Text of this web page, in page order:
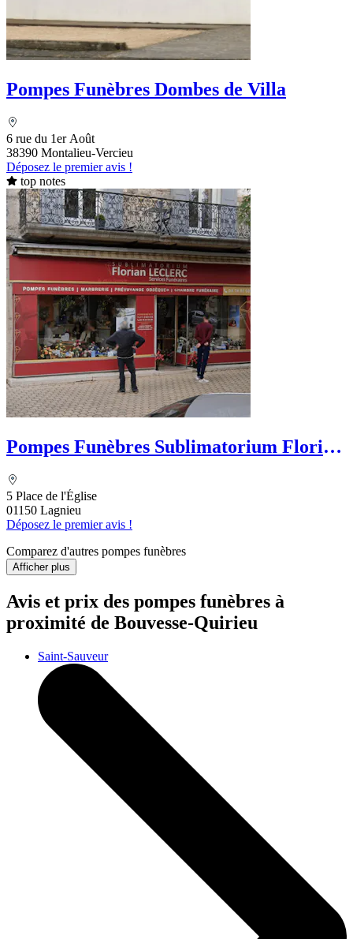
Pompes Funèbres Dombes de Villa
6 rue du 1er Août
38390 Montalieu-Vercieu
Déposez le premier avis !
top notes
Pompes Funèbres Sublimatorium Florian
5 Place de l'Église
01150 Lagnieu
Déposez le premier avis !
Comparez d'autres pompes funèbres
Afficher plus
Avis et prix des pompes funèbres à
proximité de Bouvesse-Quirieu
Saint-Sauveur